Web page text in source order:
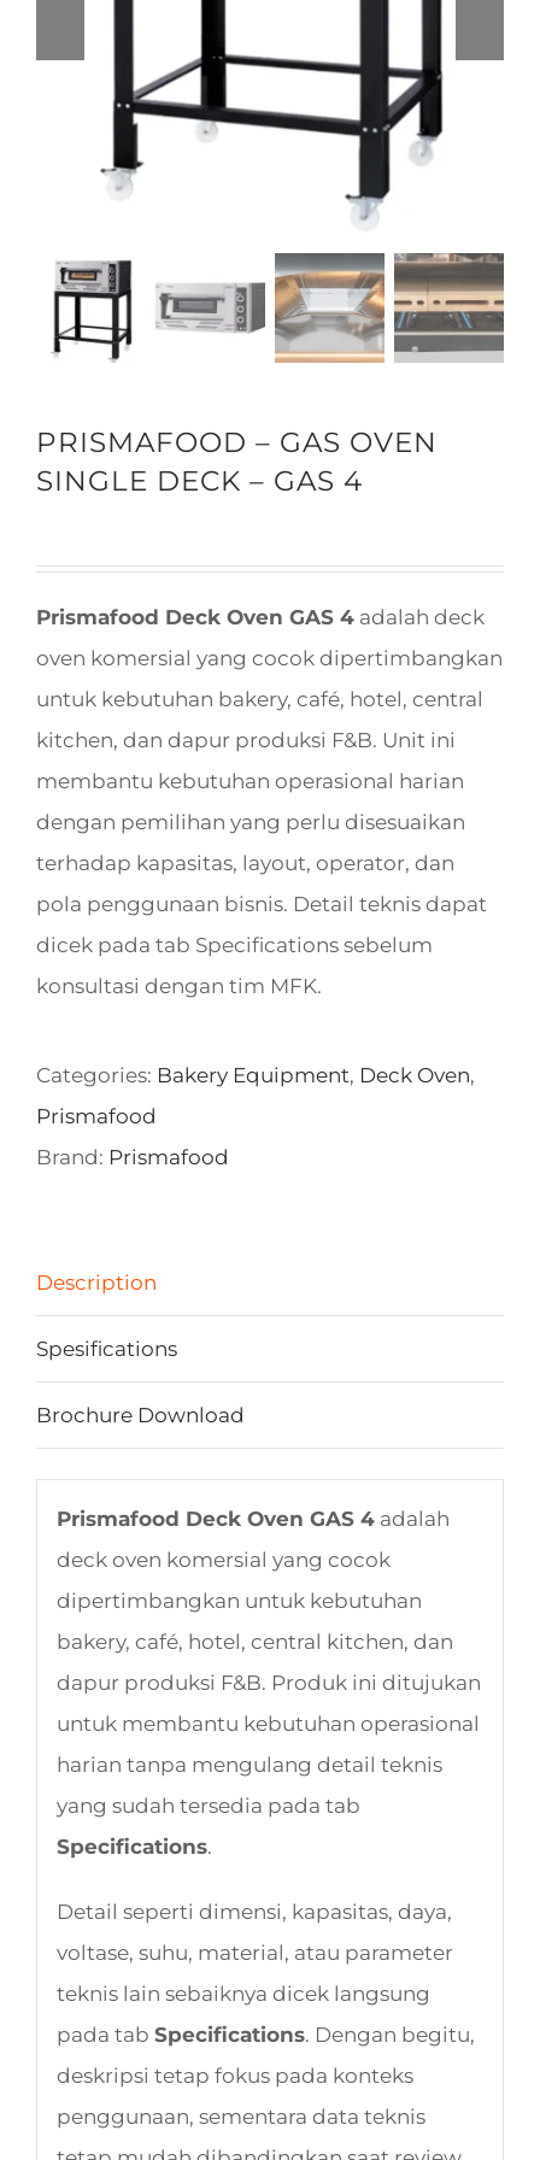
PRISMAFOOD – GAS OVEN
SINGLE DECK – GAS 4
Prismafood Deck Oven GAS 4 adalah deck
oven komersial yang cocok dipertimbangkan
untuk kebutuhan bakery, café, hotel, central
kitchen, dan dapur produksi F&B. Unit ini
membantu kebutuhan operasional harian
dengan pemilihan yang perlu disesuaikan
terhadap kapasitas, layout, operator, dan
pola penggunaan bisnis. Detail teknis dapat
dicek pada tab Specifications sebelum
konsultasi dengan tim MFK.
Categories: Bakery Equipment, Deck Oven,
Prismafood
Brand: Prismafood
Description
Spesifications
Brochure Download
Prismafood Deck Oven GAS 4adalah
deck oven komersial yang cocok
dipertimbangkan untuk kebutuhan
bakery, café, hotel, central kitchen, dan
dapur produksi F&B. Produk ini ditujukan
untuk membantu kebutuhan operasional
harian tanpa mengulang detail teknis
yang sudah tersedia pada tab
Specifications.
Detail seperti dimensi, kapasitas, daya,
voltase, suhu, material, atau parameter
teknis lain sebaiknya dicek langsung
pada tab Specifications. Dengan begitu,
deskripsi tetap fokus pada konteks
penggunaan, sementara data teknis